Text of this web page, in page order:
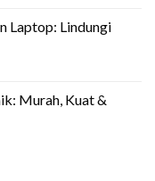
Laptop: Lindungi
Murah, Kuat &